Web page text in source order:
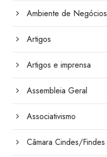
Ambiente de Negócios
Artigos
Artigos e imprensa
Assembleia Geral
Associativismo
Câmara Cindes/Findes